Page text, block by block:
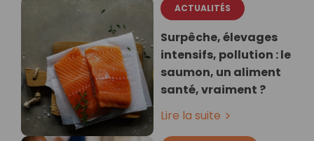
ACTUALITÉS
Surpêche, élevages
intensifs, pollution : le
saumon, un aliment
santé, vraiment ?
Lire la suite